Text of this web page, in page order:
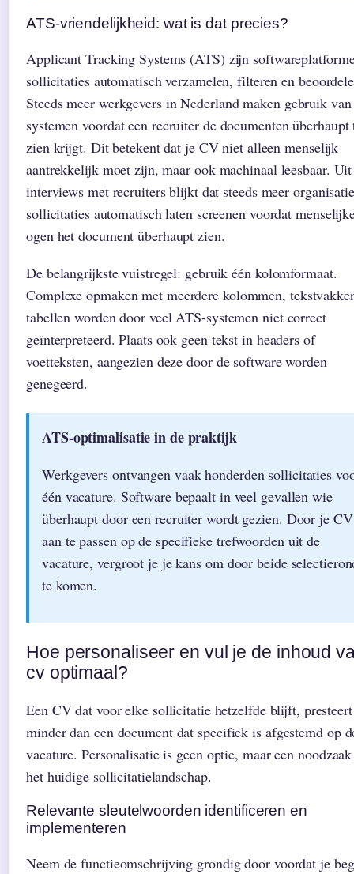
ATS-vriendelijkheid: wat is dat precies?
Applicant Tracking Systems (ATS) zijn
sollicitaties automatisch verzamelen, filteren en
Steeds meer werkgevers in Nederland maken gebruik van
systemen voordat een recruiter de documenten überhaupt
zien krijgt. Dit betekent dat je CV niet alleen menselijk
aantrekkelijk moet zijn, maar ook machinaal leesbaar. Uit
interviews met recruiters blijkt dat steeds meer
sollicitaties automatisch laten screenen voordat
ogen het document überhaupt zien.
De belangrijkste vuistregel: gebruik één kolomformaat.
Complexe opmaken met meerdere kolommen,
tabellen worden door veel ATS-systemen niet correct
geïnterpreteerd. Plaats ook geen tekst in headers of
voetteksten, aangezien deze door de software worden
genegeerd.
ATS-optimalisatie in de praktijk
Werkgevers ontvangen vaak honderden sollicitaties
één vacature. Software bepaalt in veel gevallen wie
überhaupt door een recruiter wordt gezien. Door je CV
aan te passen op de specifieke trefwoorden uit de
vacature, vergroot je je kans om door beide
te komen.
Hoe personaliseer en vul je de inhoud
cv optimaal?
Een CV dat voor elke sollicitatie hetzelfde blijft, presteert
minder dan een document dat specifiek is afgestemd op
vacature. Personalisatie is geen optie, maar een
het huidige sollicitatielandschap.
Relevante sleutelwoorden identificeren en
implementeren
Neem de functieomschrijving grondig door voordat je